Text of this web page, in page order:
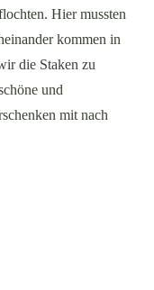
Hier mussten
kommen in
die Staken zu
und
mit nach